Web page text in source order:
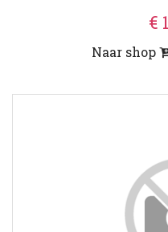
€
Naar shop